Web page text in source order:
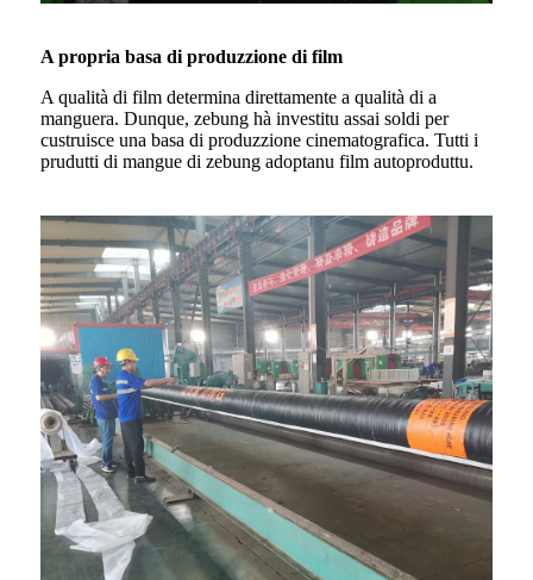
A propria basa di produzzione di film
A qualità di film determina direttamente a qualità di a
manguera. Dunque, zebung hà investitu assai soldi per
custruisce una basa di produzzione cinematografica. Tutti i
prudutti di mangue di zebung adoptanu film autoproduttu.